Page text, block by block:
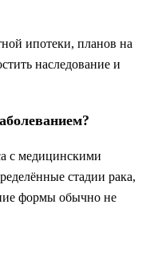
ипотеки, планов на
наследование и
с медицинскими
стадии рака,
формы обычно не